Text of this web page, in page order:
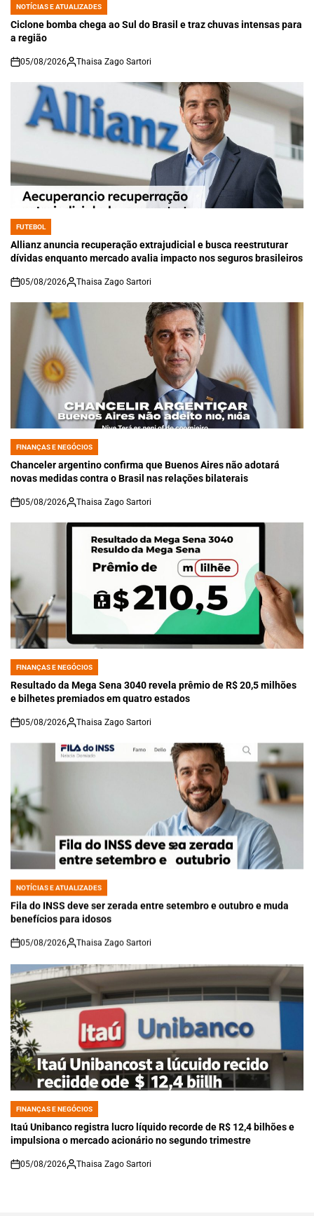
POSTED
IN
NOTÍCIAS E ATUALIZADES
Ciclone bomba chega ao Sul do Brasil e traz chuvas intensas para
a região
on
05/08/2026 Thaisa Zago Sartori
POSTED
IN
FUTEBOL
Allianz anuncia recuperação extrajudicial e busca reestruturar
dívidas enquanto mercado avalia impacto nos seguros brasileiros
on
05/08/2026 Thaisa Zago Sartori
POSTED
IN
FINANÇAS E NEGÓCIOS
Chanceler argentino confirma que Buenos Aires não adotará
novas medidas contra o Brasil nas relações bilaterais
on
05/08/2026 Thaisa Zago Sartori
POSTED
IN
FINANÇAS E NEGÓCIOS
Resultado da Mega Sena 3040 revela prêmio de R$ 20,5 milhões
e bilhetes premiados em quatro estados
on
05/08/2026 Thaisa Zago Sartori
POSTED
IN
NOTÍCIAS E ATUALIZADES
Fila do INSS deve ser zerada entre setembro e outubro e muda
benefícios para idosos
on
05/08/2026 Thaisa Zago Sartori
POSTED
IN
FINANÇAS E NEGÓCIOS
Itaú Unibanco registra lucro líquido recorde de R$ 12,4 bilhões e
impulsiona o mercado acionário no segundo trimestre
on
05/08/2026 Thaisa Zago Sartori